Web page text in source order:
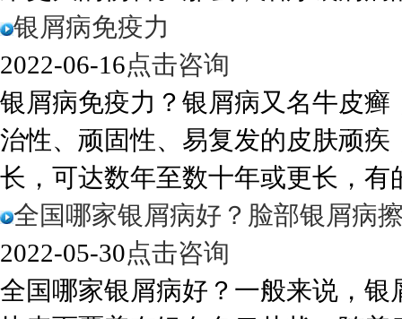
银屑病免疫力
2022-06-16点击咨询
银屑病免疫力？银屑病又名牛皮
治性、顽固性、易复发的皮肤顽
长，可达数年至数十年或更长，有
全国哪家银屑病好？脸部银屑病
2022-05-30点击咨询
全国哪家银屑病好？一般来说，